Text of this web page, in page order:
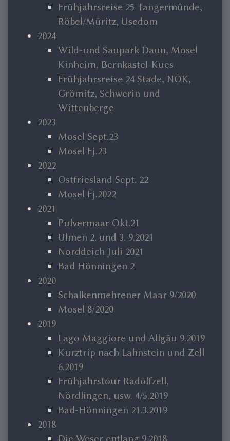
Frühjahrsreise 25 Tangermünde,
Röbel/Müritz, Usedom
2024
Wild-und Saupark Daun, Mosel
Kinheim, Bernkastel-Kues
Frühjahrsreise 24 Stade, NOK,
Grömitz, Schwerin und
Wittenberge
2023
Mosel Sept.23
Mosel Fj.23
2022
Ostfriesland Sept. 22
Mosel Fj.2022
2021
Pulvermaar Okt.21
Ulmen 2. und 3. 9.2021
Norddeich Juli 2021
Bad Hönningen 2
2020
Schalkenmehrener Maar 9/2020
Mosel 8/2020
2019
Lago Maggiore und Allgäu 9.2019
Kurztrip nach Lahnstein und Zell
6.2019
Frühjahrstour Radolfzell,
Nördlingen, usw. 4/5.2019
Bad-Hönningen 21.3.2019
2018
Die Weser entlang 9.2018